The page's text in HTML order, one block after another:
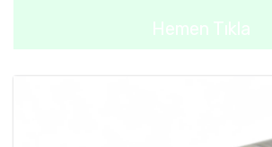
Hemen Tıkla